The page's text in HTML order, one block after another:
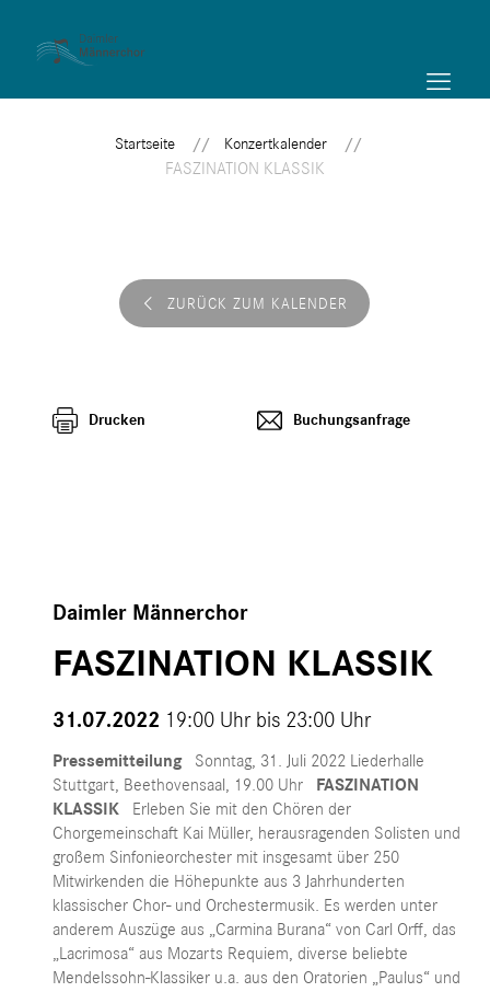
Startseite Konzertkalender
FASZINATION KLASSIK
Buchungsanfrage
Drucken
Daimler Männerchor
FASZINATION KLASSIK
31.07.2022 19:00 Uhr bis 23:00 Uhr
Pressemitteilung
Sonntag, 31. Juli 2022 Liederhalle
Stuttgart, Beethovensaal, 19.00 Uhr
FASZINATION
KLASSIK Erleben Sie mit den Chören der
Chorgemeinschaft Kai Müller, herausragenden Solisten und
großem Sinfonieorchester mit insgesamt über 250
Mitwirkenden die Höhepunkte aus 3 Jahrhunderten
klassischer Chor- und Orchestermusik. Es werden unter
anderem Auszüge aus „Carmina Burana“ von Carl Orff, das
„Lacrimosa“ aus Mozarts Requiem, diverse beliebte
Mendelssohn-Klassiker u.a. aus den Oratorien „Paulus“ und
ZURÜCK ZUM KALENDER